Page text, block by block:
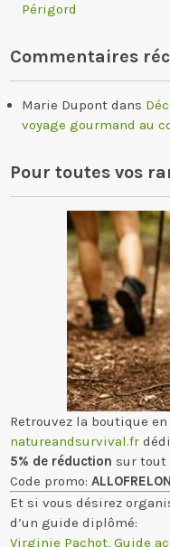
Périgord
Commentaires
Marie Dupont dans
voyage gourmand au
Pour toutes vos
Retrouvez la boutique
natureandsurvival.fr
5% de réduction sur tout
Code promo:
Et si vous désirez
d’un guide diplômé:
Virginie Pachot, Guide